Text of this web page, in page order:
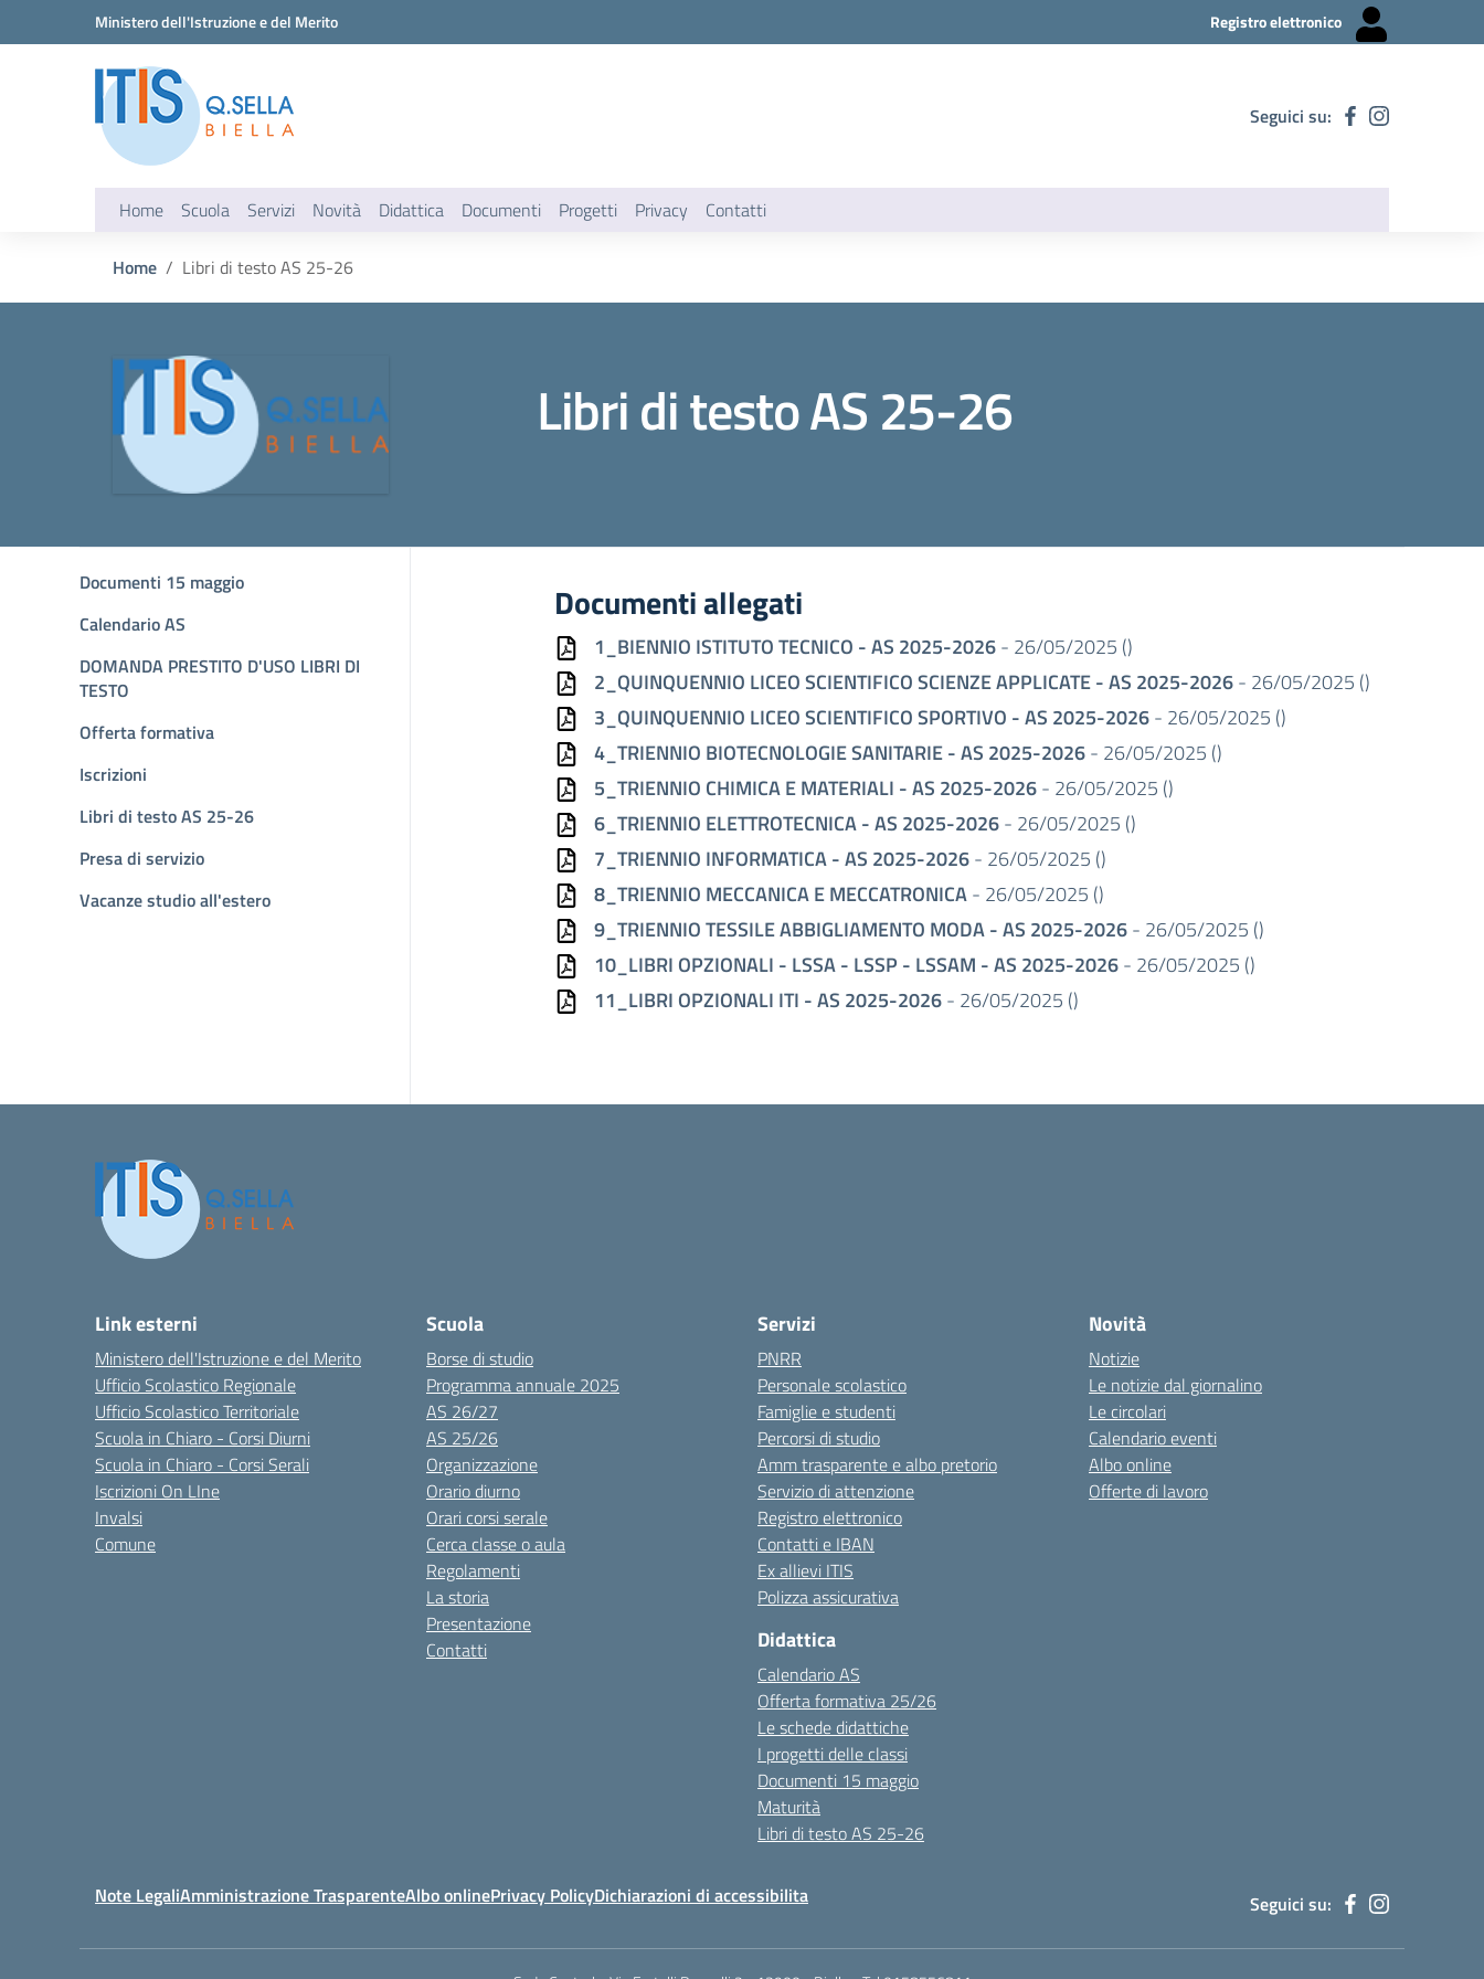
Vai ai contenuti
Vai al menu di navigazioneMinistero dell'Istruzione e del Merito Registro elettronico
Seguici su:
Home Scuola Servizi Novità Didattica Documenti Progetti Privacy Contatti
Home Libri di testo AS 25-26
Libri di testo AS 25-26
Documenti 15 maggio
Calendario AS
DOMANDA PRESTITO D'USO LIBRI DI
TESTO
Offerta formativa
Iscrizioni
Libri di testo AS 25-26
Presa di servizio
Vacanze studio all'estero
Documenti allegati
1_BIENNIO ISTITUTO TECNICO - AS 2025-2026- 26/05/2025 ()
2_QUINQUENNIO LICEO SCIENTIFICO SCIENZE APPLICATE - AS 2025-2026- 26/05/2025 ()
3_QUINQUENNIO LICEO SCIENTIFICO SPORTIVO - AS 2025-2026- 26/05/2025 ()
4_TRIENNIO BIOTECNOLOGIE SANITARIE - AS 2025-2026- 26/05/2025 ()
5_TRIENNIO CHIMICA E MATERIALI - AS 2025-2026- 26/05/2025 ()
6_TRIENNIO ELETTROTECNICA - AS 2025-2026- 26/05/2025 ()
7_TRIENNIO INFORMATICA - AS 2025-2026- 26/05/2025 ()
8_TRIENNIO MECCANICA E MECCATRONICA- 26/05/2025 ()
9_TRIENNIO TESSILE ABBIGLIAMENTO MODA - AS 2025-2026- 26/05/2025 ()
10_LIBRI OPZIONALI - LSSA - LSSP - LSSAM - AS 2025-2026- 26/05/2025 ()
11_LIBRI OPZIONALI ITI - AS 2025-2026- 26/05/2025 ()
Link esterni
Ministero dell'Istruzione e del Merito
Ufficio Scolastico Regionale
Ufficio Scolastico Territoriale
Scuola in Chiaro - Corsi Diurni
Scuola in Chiaro - Corsi Serali
Iscrizioni On LIne
Invalsi
Comune
Scuola
Borse di studio
Programma annuale 2025
AS 26/27
AS 25/26
Organizzazione
Orario diurno
Orari corsi serale
Cerca classe o aula
Regolamenti
La storia
Presentazione
Contatti
Servizi
PNRR
Personale scolastico
Famiglie e studenti
Percorsi di studio
Amm trasparente e albo pretorio
Servizio di attenzione
Registro elettronico
Contatti e IBAN
Ex allievi ITIS
Polizza assicurativa
Didattica
Calendario AS
Offerta formativa 25/26
Le schede didattiche
I progetti delle classi
Documenti 15 maggio
Maturità
Libri di testo AS 25-26
Novità
Notizie
Le notizie dal giornalino
Le circolari
Calendario eventi
Albo online
Offerte di lavoro
Note LegaliAmministrazione TrasparenteAlbo onlinePrivacy PolicyDichiarazioni di accessibilita Seguici su: